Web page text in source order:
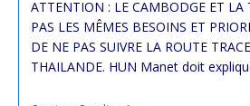
ATTENTION : LE CAMBODGE ET
PAS LES MÊMES BESOINS ET
DE NE PAS SUIVRE LA ROUTE
THAILANDE. HUN Manet doit